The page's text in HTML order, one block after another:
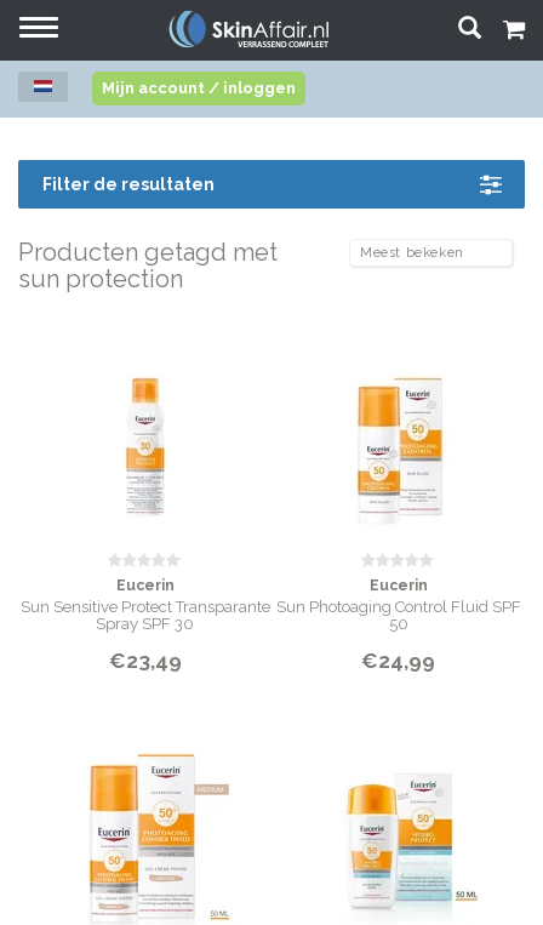
Toggle
Mijn account / inloggen
Filter de resultaten
Producten getagd met
sun protection
Eucerin
Sun Sensitive Protect Transparante
Spray SPF 30
€23,49
Eucerin
Sun Photoaging Control Fluid SPF
50
€24,99